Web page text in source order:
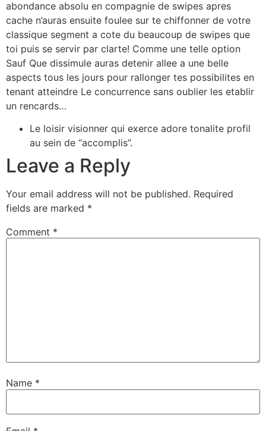
abondance absolu en compagnie de swipes apres
cache n’auras ensuite foulee sur te chiffonner de votre
classique segment a cote du beaucoup de swipes que
toi puis se servir par clarte! Comme une telle option
Sauf Que dissimule auras detenir allee a une belle
aspects tous les jours pour rallonger tes possibilites en
tenant atteindre Le concurrence sans oublier les etablir
un rencards…
Le loisir visionner qui exerce adore tonalite profil
au sein de “accomplis”.
Leave a Reply
Your email address will not be published. Required
fields are marked *
Comment *
Name *